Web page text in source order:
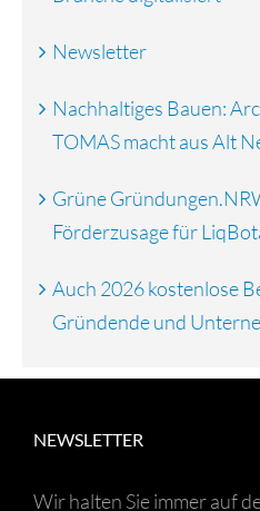
Newsletter
Nachhaltiges Bauen:
TOMAS macht aus Alt
Grüne
Förderzusage für
Auch 2026 kostenlose
Gründende und
NEWSLETTER
Wir halten Sie immer auf